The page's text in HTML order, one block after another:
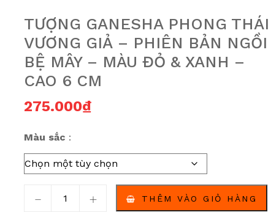
TƯỢNG GANESHA PHONG THÁI
VƯƠNG GIẢ – PHIÊN BẢN NGỒI
BỆ MÂY – MÀU ĐỎ & XANH –
CAO 6 CM
275.000₫
Màu sắc
Tượng Ganesha Phong Thái Vương Giả – Phiên Bản
THÊM VÀO GIỎ HÀNG